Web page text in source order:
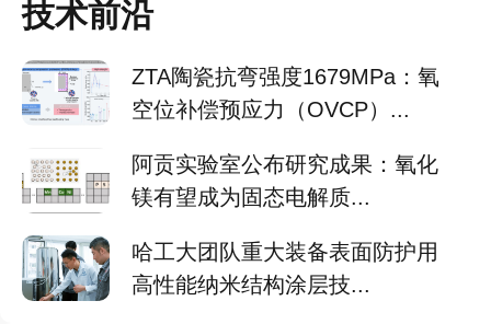
技术前沿
ZTA陶瓷抗弯强度1679MPa：氧
空位补偿预应力（OVCP）...
阿贡实验室公布研究成果：氧化
镁有望成为固态电解质...
哈工大团队重大装备表面防护用
高性能纳米结构涂层技...